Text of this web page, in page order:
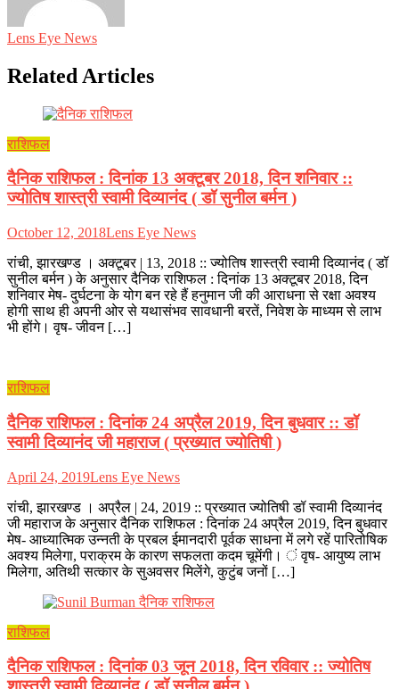
Lens Eye News
Related Articles
राशिफल
दैनिक राशिफल : दिनांक 13 अक्टूबर 2018, दिन शनिवार ::
ज्योतिष शास्त्री स्वामी दिव्यानंद ( डॉ सुनील बर्मन )
October 12, 2018Lens Eye News
रांची, झारखण्ड । अक्टूबर | 13, 2018 :: ज्योतिष शास्त्री स्वामी दिव्यानंद ( डॉ
सुनील बर्मन ) के अनुसार दैनिक राशिफल : दिनांक 13 अक्टूबर 2018, दिन
शनिवार मेष- दुर्घटना के योग बन रहे हैं हनुमान जी की आराधना से रक्षा अवश्य
होगी साथ ही अपनी ओर से यथासंभव सावधानी बरतें, निवेश के माध्यम से लाभ
भी होंगे। वृष- जीवन […]
राशिफल
दैनिक राशिफल : दिनांक 24 अप्रैल 2019, दिन बुधवार :: डॉ
स्वामी दिव्यानंद जी महाराज ( प्रख्यात ज्योतिषी )
April 24, 2019Lens Eye News
रांची, झारखण्ड । अप्रैल | 24, 2019 :: प्रख्यात ज्योतिषी डॉ स्वामी दिव्यानंद
जी महाराज के अनुसार दैनिक राशिफल : दिनांक 24 अप्रैल 2019, दिन बुधवार
मेष- आध्यात्मिक उन्नती के प्रबल ईमानदारी पूर्वक साधना में लगे रहें पारितोषिक
अवश्य मिलेगा, पराक्रम के कारण सफलता कदम चूमेंगी। ं वृष- आयुष्य लाभ
मिलेगा, अतिथी सत्कार के सुअवसर मिलेंगे, कुटुंब जनों […]
राशिफल
दैनिक राशिफल : दिनांक 03 जून 2018, दिन रविवार :: ज्योतिष